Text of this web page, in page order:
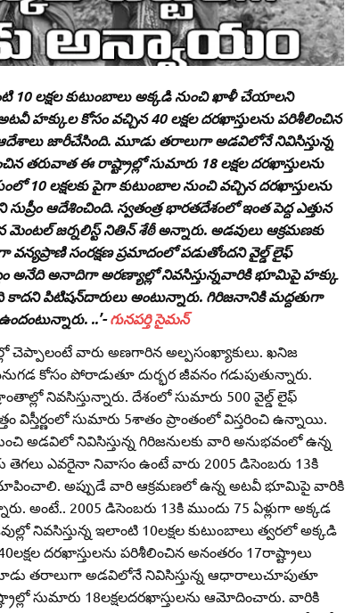
10 లక్షల కుటుంబాలు అక్కడి నుంచి ఖాళీ చేయాలని
హక్కుల కోసం వచ్చిన 40 లక్షల దరఖాస్తులను పరిశీలించిన
జారీచేసింది. మూడు తరాలుగా అడవిలోనే నివిసిస్తున్న
తరువాత ఈ రాష్ట్రాల్లో సుమారు 18 లక్షల దరఖాస్తులను
లక్షలకు పైగా కుటుంబాల నుంచి వచ్చిన దరఖాస్తులను
ఆదేశించింది. స్వతంత్ర భారతదేశంలో ఇంత పెద్ద ఎత్తున
జర్నలిస్ట్‌ నితిన్‌ శేఠీ అన్నారు. అడవులు ఆక్రమణకు
సంరక్షణ ప్రమాదంలో పడుతోందని వైల్డ్‌ లైఫ్‌
అనేది అనాదిగా అరణ్యాల్లో నివసిస్తున్నవారికి భూమిపై హక్కు
కాదని పిటిషన్‌దారులు అంటున్నారు. గిరిజనానికి మద్దతుగా
..’-గునపర్తి సైమన్‌
చెప్పాలంటే వారు అణగారిన అల్పసంఖ్యాకులు. ఖనిజ
కోసం పోరాడుతూ దుర్భర జీవనం గడుపుతున్నారు.
నివసిస్తున్నారు. దేశంలో సుమారు 500 వైల్డ్‌ లైఫ్‌
సుమారు 5శాతం ప్రాంతంలో విస్తరించి ఉన్నాయి.
అడవిలో నివిసిస్తున్న గిరిజనులకు వారి అనుభవంలో ఉన్న
ఎవరైనా నివాసం ఉంటే వారు 2005 డిసెంబరు 13కి
చూపించాలి. అప్పుడే వారి ఆక్రమణలో ఉన్న అటవీ భూమిపై వారికి
అంటే.. 2005 డిసెంబరు 13కి ముందు 75 ఏళ్లుగా అక్కడ
నివసిస్తున్న ఇలాంటి 10లక్షల కుటుంబాలు త్వరలో అక్కడి
దరఖాస్తులను పరిశీలించిన అనంతరం 17రాష్ట్రాలు
తరాలుగా అడవిలోనే నివిసిస్తున్న ఆధారాలుచూపుతూ
సుమారు 18లక్షలదరఖాస్తులను ఆమోదించారు. వారికి